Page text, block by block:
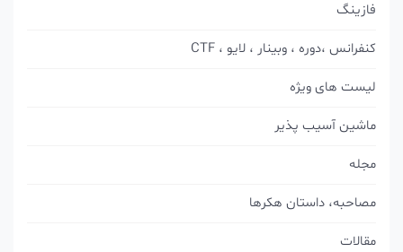
فازینگ
کنفرانس ،دوره ، وبینار ، لایو ، CTF
لیست های ویژه
ماشین آسیب پذیر
مصاحبه، داستان هکرها
مقالات